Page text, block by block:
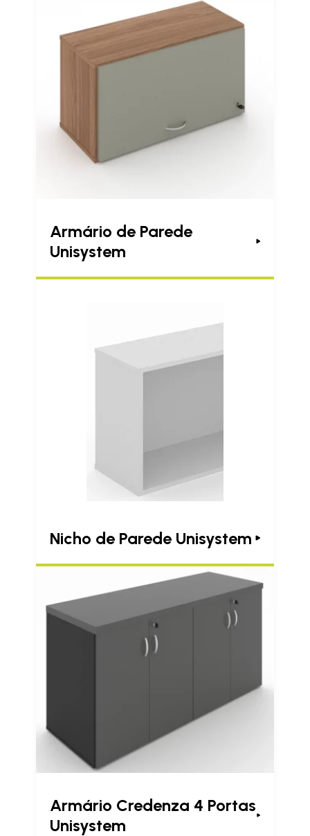
Armário de Parede
Unisystem
Nicho de Parede Unisystem
Armário Credenza 4 Portas
Unisystem